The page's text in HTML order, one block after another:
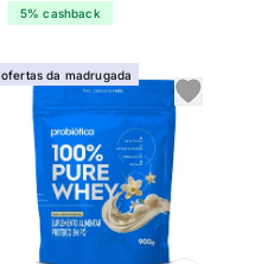
5% cashback
ofertas da madrugada